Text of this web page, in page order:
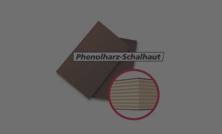
Bildergalerie überspringen